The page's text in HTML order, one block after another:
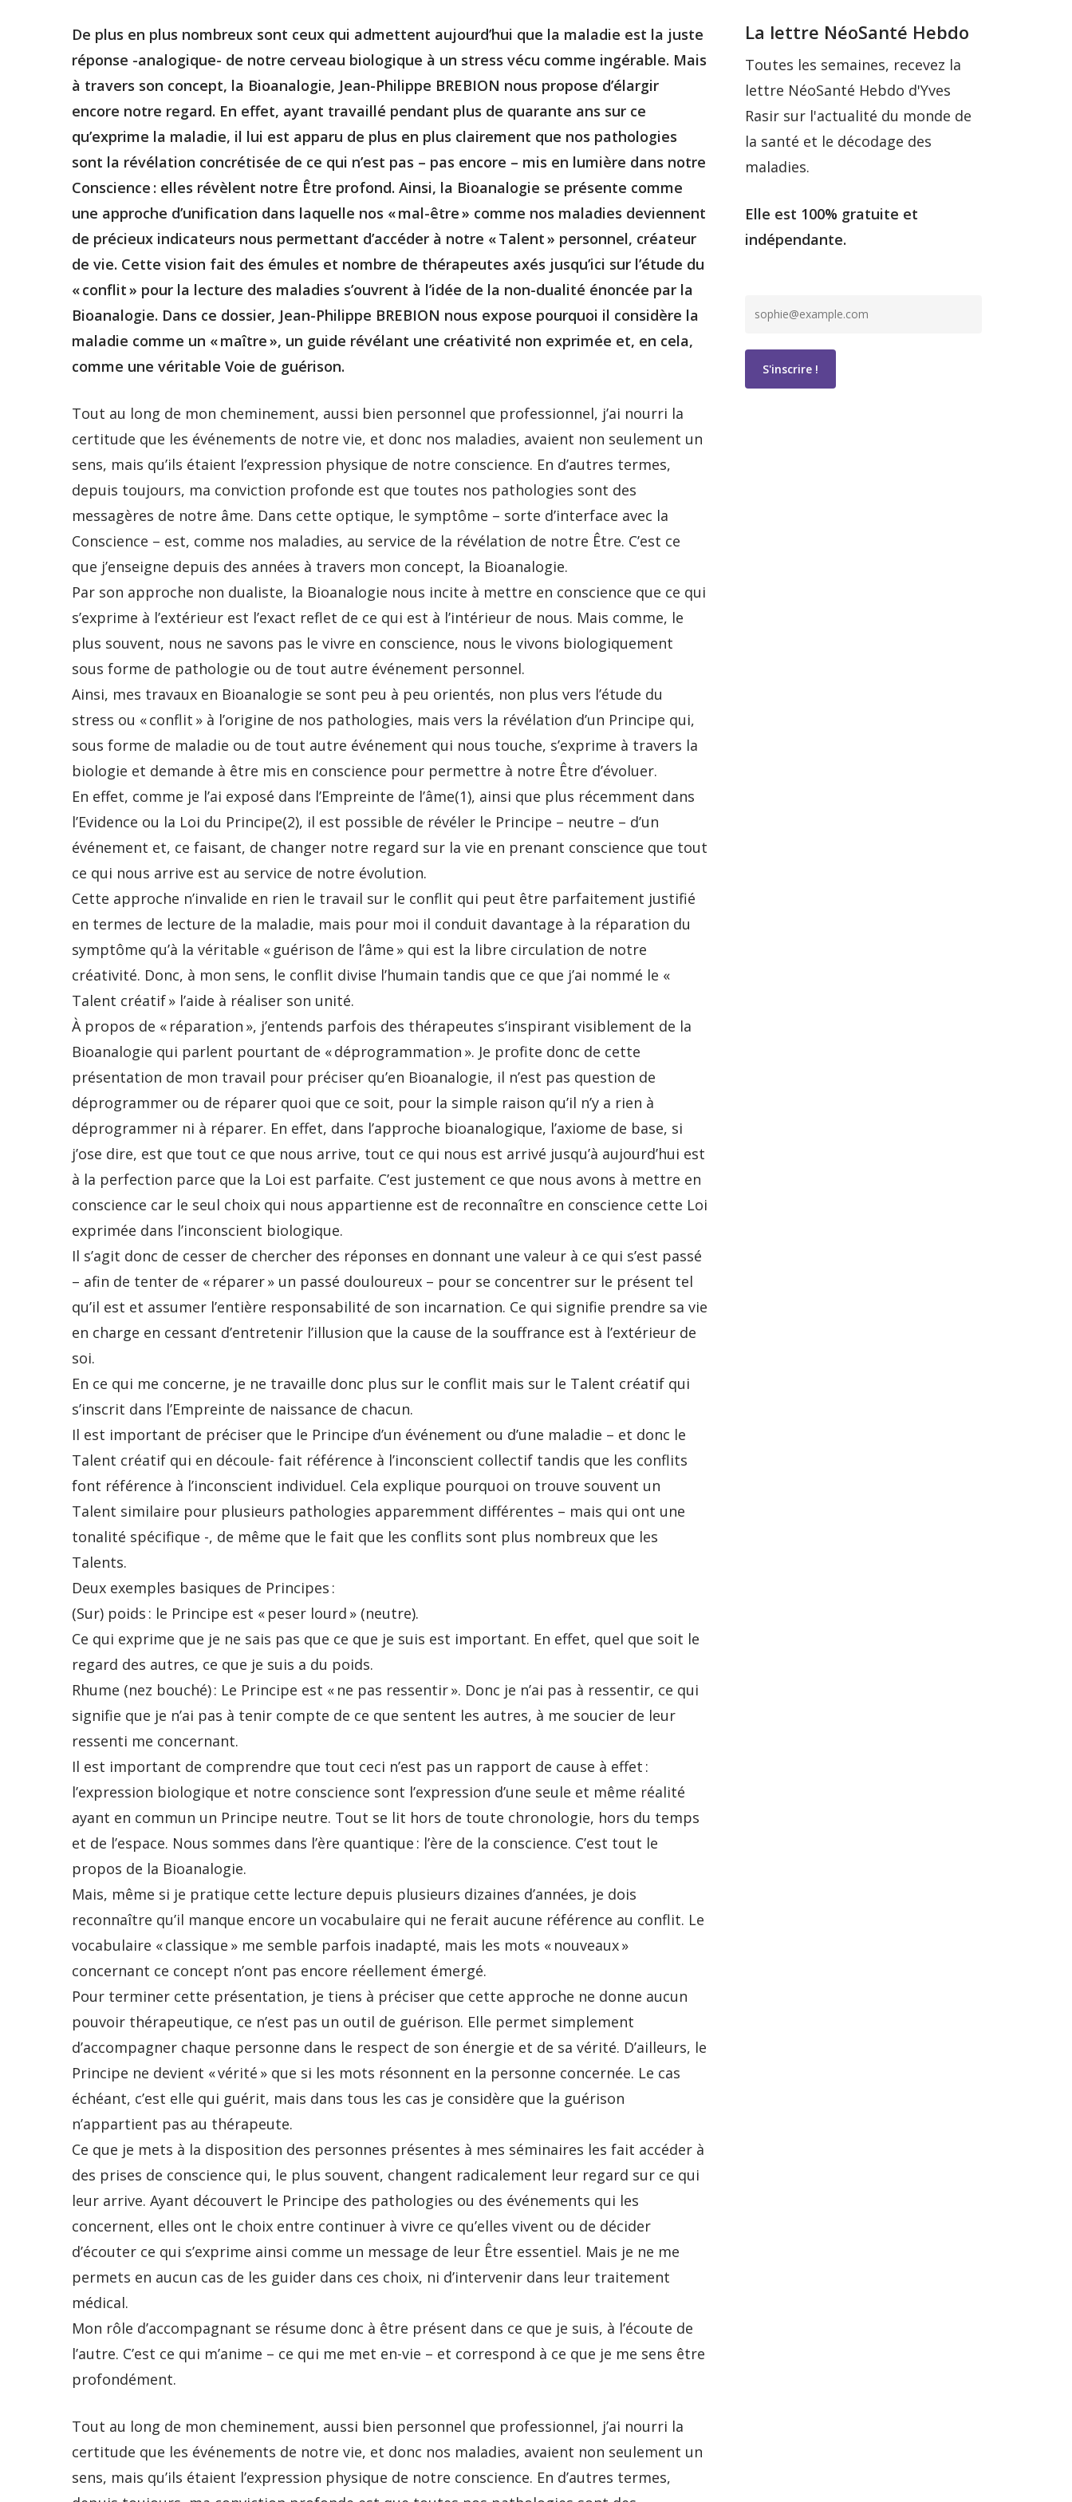
De plus en plus nombreux sont ceux qui admettent aujourd’hui que la maladie est la juste
réponse -analogique- de notre cerveau biologique à un stress vécu comme ingérable. Mais
à travers son concept, la Bioanalogie, Jean-Philippe BREBION nous propose d’élargir
encore notre regard. En effet, ayant travaillé pendant plus de quarante ans sur ce
qu’exprime la maladie, il lui est apparu de plus en plus clairement que nos pathologies
sont la révélation concrétisée de ce qui n’est pas – pas encore – mis en lumière dans notre
Conscience : elles révèlent notre Être profond. Ainsi, la Bioanalogie se présente comme
une approche d’unification dans laquelle nos « mal-être » comme nos maladies deviennent
de précieux indicateurs nous permettant d’accéder à notre « Talent » personnel, créateur
de vie. Cette vision fait des émules et nombre de thérapeutes axés jusqu’ici sur l’étude du
« conflit » pour la lecture des maladies s’ouvrent à l’idée de la non-dualité énoncée par la
Bioanalogie. Dans ce dossier, Jean-Philippe BREBION nous expose pourquoi il considère la
maladie comme un « maître », un guide révélant une créativité non exprimée et, en cela,
comme une véritable Voie de guérison.
Tout au long de mon cheminement, aussi bien personnel que professionnel, j’ai nourri la
certitude que les événements de notre vie, et donc nos maladies, avaient non seulement un
sens, mais qu’ils étaient l’expression physique de notre conscience. En d’autres termes,
depuis toujours, ma conviction profonde est que toutes nos pathologies sont des
messagères de notre âme. Dans cette optique, le symptôme – sorte d’interface avec la
Conscience – est, comme nos maladies, au service de la révélation de notre Être. C’est ce
que j’enseigne depuis des années à travers mon concept, la Bioanalogie.
Par son approche non dualiste, la Bioanalogie nous incite à mettre en conscience que ce qui
s’exprime à l’extérieur est l’exact reflet de ce qui est à l’intérieur de nous. Mais comme, le
plus souvent, nous ne savons pas le vivre en conscience, nous le vivons biologiquement
sous forme de pathologie ou de tout autre événement personnel.
Ainsi, mes travaux en Bioanalogie se sont peu à peu orientés, non plus vers l’étude du
stress ou « conflit » à l’origine de nos pathologies, mais vers la révélation d’un Principe qui,
sous forme de maladie ou de tout autre événement qui nous touche, s’exprime à travers la
biologie et demande à être mis en conscience pour permettre à notre Être d’évoluer.
En effet, comme je l’ai exposé dans l’Empreinte de l’âme(1), ainsi que plus récemment dans
l’Evidence ou la Loi du Principe(2), il est possible de révéler le Principe – neutre – d’un
événement et, ce faisant, de changer notre regard sur la vie en prenant conscience que tout
ce qui nous arrive est au service de notre évolution.
Cette approche n’invalide en rien le travail sur le conflit qui peut être parfaitement justifié
en termes de lecture de la maladie, mais pour moi il conduit davantage à la réparation du
symptôme qu’à la véritable « guérison de l’âme » qui est la libre circulation de notre
créativité. Donc, à mon sens, le conflit divise l’humain tandis que ce que j’ai nommé le «
Talent créatif » l’aide à réaliser son unité.
À propos de « réparation », j’entends parfois des thérapeutes s’inspirant visiblement de la
Bioanalogie qui parlent pourtant de « déprogrammation ». Je profite donc de cette
présentation de mon travail pour préciser qu’en Bioanalogie, il n’est pas question de
déprogrammer ou de réparer quoi que ce soit, pour la simple raison qu’il n’y a rien à
déprogrammer ni à réparer. En effet, dans l’approche bioanalogique, l’axiome de base, si
j’ose dire, est que tout ce que nous arrive, tout ce qui nous est arrivé jusqu’à aujourd’hui est
à la perfection parce que la Loi est parfaite. C’est justement ce que nous avons à mettre en
conscience car le seul choix qui nous appartienne est de reconnaître en conscience cette Loi
exprimée dans l’inconscient biologique.
Il s’agit donc de cesser de chercher des réponses en donnant une valeur à ce qui s’est passé
– afin de tenter de « réparer » un passé douloureux – pour se concentrer sur le présent tel
qu’il est et assumer l’entière responsabilité de son incarnation. Ce qui signifie prendre sa vie
en charge en cessant d’entretenir l’illusion que la cause de la souffrance est à l’extérieur de
soi.
En ce qui me concerne, je ne travaille donc plus sur le conflit mais sur le Talent créatif qui
s’inscrit dans l’Empreinte de naissance de chacun.
Il est important de préciser que le Principe d’un événement ou d’une maladie – et donc le
Talent créatif qui en découle- fait référence à l’inconscient collectif tandis que les conflits
font référence à l’inconscient individuel. Cela explique pourquoi on trouve souvent un
Talent similaire pour plusieurs pathologies apparemment différentes – mais qui ont une
tonalité spécifique -, de même que le fait que les conflits sont plus nombreux que les
Talents.
Deux exemples basiques de Principes :
(Sur) poids : le Principe est « peser lourd » (neutre).
Ce qui exprime que je ne sais pas que ce que je suis est important. En effet, quel que soit le
regard des autres, ce que je suis a du poids.
Rhume (nez bouché) : Le Principe est « ne pas ressentir ». Donc je n’ai pas à ressentir, ce qui
signifie que je n’ai pas à tenir compte de ce que sentent les autres, à me soucier de leur
ressenti me concernant.
Il est important de comprendre que tout ceci n’est pas un rapport de cause à effet :
l’expression biologique et notre conscience sont l’expression d’une seule et même réalité
ayant en commun un Principe neutre. Tout se lit hors de toute chronologie, hors du temps
et de l’espace. Nous sommes dans l’ère quantique : l’ère de la conscience. C’est tout le
propos de la Bioanalogie.
Mais, même si je pratique cette lecture depuis plusieurs dizaines d’années, je dois
reconnaître qu’il manque encore un vocabulaire qui ne ferait aucune référence au conflit. Le
vocabulaire « classique » me semble parfois inadapté, mais les mots « nouveaux »
concernant ce concept n’ont pas encore réellement émergé.
Pour terminer cette présentation, je tiens à préciser que cette approche ne donne aucun
pouvoir thérapeutique, ce n’est pas un outil de guérison. Elle permet simplement
d’accompagner chaque personne dans le respect de son énergie et de sa vérité. D’ailleurs, le
Principe ne devient « vérité » que si les mots résonnent en la personne concernée. Le cas
échéant, c’est elle qui guérit, mais dans tous les cas je considère que la guérison
n’appartient pas au thérapeute.
Ce que je mets à la disposition des personnes présentes à mes séminaires les fait accéder à
des prises de conscience qui, le plus souvent, changent radicalement leur regard sur ce qui
leur arrive. Ayant découvert le Principe des pathologies ou des événements qui les
concernent, elles ont le choix entre continuer à vivre ce qu’elles vivent ou de décider
d’écouter ce qui s’exprime ainsi comme un message de leur Être essentiel. Mais je ne me
permets en aucun cas de les guider dans ces choix, ni d’intervenir dans leur traitement
médical.
Mon rôle d’accompagnant se résume donc à être présent dans ce que je suis, à l’écoute de
l’autre. C’est ce qui m’anime – ce qui me met en-vie – et correspond à ce que je me sens être
profondément.
Tout au long de mon cheminement, aussi bien personnel que professionnel, j’ai nourri la
certitude que les événements de notre vie, et donc nos maladies, avaient non seulement un
sens, mais qu’ils étaient l’expression physique de notre conscience. En d’autres termes,
La lettre NéoSanté Hebdo
Toutes les semaines, recevez la
lettre NéoSanté Hebdo d'Yves
Rasir sur l'actualité du monde de
la santé et le décodage des
maladies.
Elle est 100% gratuite et
indépendante.